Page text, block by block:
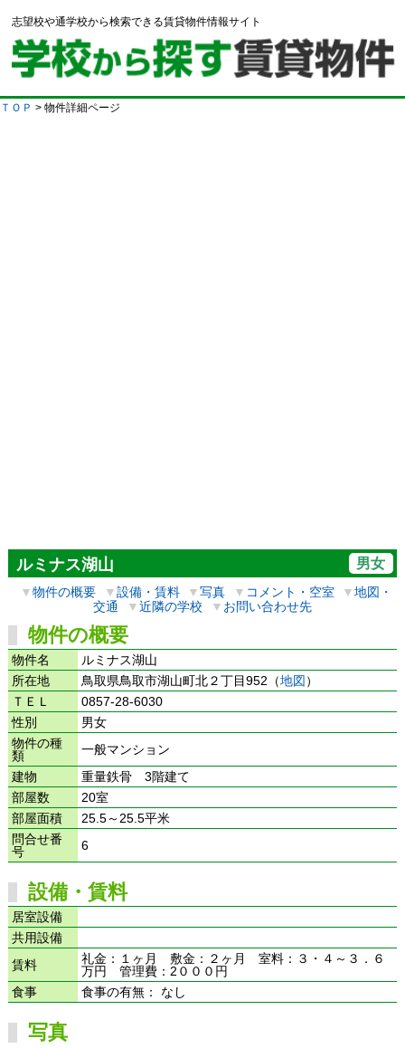
志望校や通学校から検索できる賃貸物件情報サイト
ＴＯＰ > 物件詳細ページ
ルミナス湖山 男女
▼物件の概要 ▼設備・賃料 ▼写真 ▼ コメント・空室 ▼地図・
交通
▼近隣の学校 ▼ お問い合わせ先
物件の概要
物件名
ルミナス湖山
所在地
鳥取県鳥取市湖山町北２丁目952（地図 ）
ＴＥＬ
0857-28-6030
性別
男女
物件の種
類
一般マンション
建物
重量鉄骨 3階建て
部屋数
20室
部屋面積
25.5～25.5平米
問合せ番
号
6
設備・賃料
居室設備
共用設備
賃料
礼金：１ヶ月 敷金：２ヶ月 室料：３・４～３．６
万円 管理費：2０００円
食事
食事の有無： なし
写真